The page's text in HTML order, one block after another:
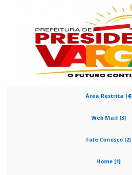
Área Restrita [4]
Web Mail [3]
Fale Conosco [2]
Home [1]